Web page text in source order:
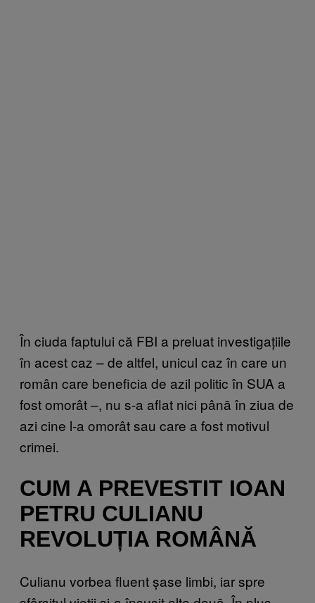
În ciuda faptului că FBI a preluat investigațiile
în acest caz – de altfel, unicul caz în care un
român care beneficia de azil politic în SUA a
fost omorât –, nu s-a aflat nici până în ziua de
azi cine l-a omorât sau care a fost motivul
crimei.
CUM A PREVESTIT IOAN
PETRU CULIANU
REVOLUȚIA ROMÂNĂ
Culianu vorbea fluent șase limbi, iar spre